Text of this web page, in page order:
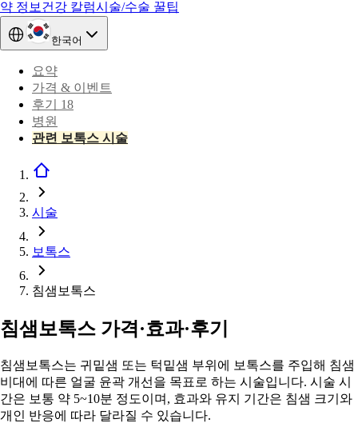
약 정보 건강 칼럼시술/수술 꿀팁
한국어
요약
가격 & 이벤트
후기 18
병원
관련 보톡스 시술
시술
보톡스
침샘보톡스
침샘보톡스 가격·효과·후기
침샘보톡스는 귀밑샘 또는 턱밑샘 부위에 보톡스를 주입해 침샘
비대에 따른 얼굴 윤곽 개선을 목표로 하는 시술입니다. 시술 시
간은 보통 약 5~10분 정도이며, 효과와 유지 기간은 침샘 크기와
개인 반응에 따라 달라질 수 있습니다.